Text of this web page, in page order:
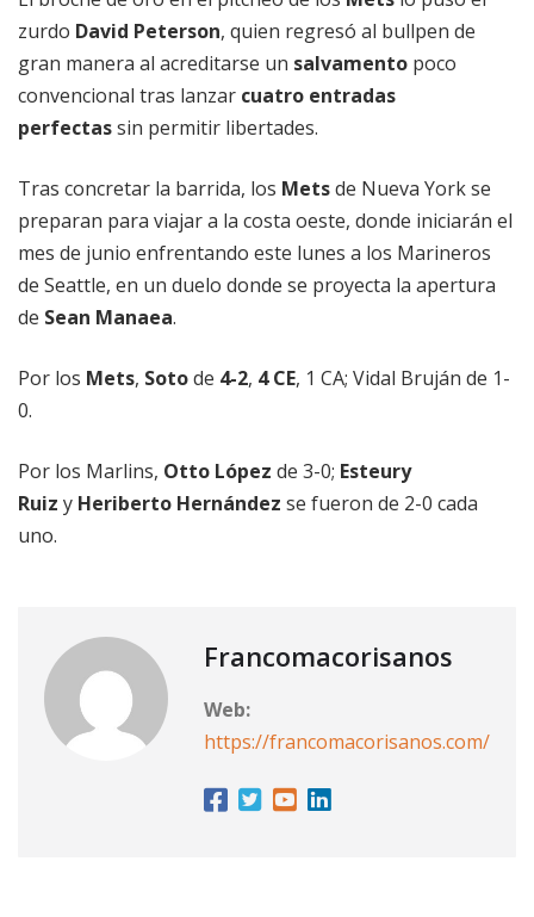
zurdo David Peterson, quien regresó al bullpen de
gran manera al acreditarse un salvamento poco
convencional tras lanzar cuatro entradas
perfectassin permitir libertades.
Tras concretar la barrida, los Metsde Nueva York se
preparan para viajar a la costa oeste, donde iniciarán el
mes de junio enfrentando este lunes a los Marineros
de Seattle, en un duelo donde se proyecta la apertura
de Sean Manaea.
Por los Mets, Sotode 4-2, 4 CE, 1 CA; Vidal Bruján de 1-
0.
Por los Marlins, Otto López de 3-0; Esteury
Ruiz y Heriberto Hernández se fueron de 2-0 cada
uno.
Francomacorisanos
Web:
https://francomacorisanos.com/